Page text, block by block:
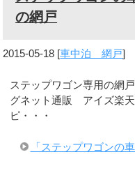
の網戸
2015-05-18 [車中泊 網戸]
ステップワゴン専用の
グネット通販 アイズ楽
ピ・・・
「ステップワゴンの